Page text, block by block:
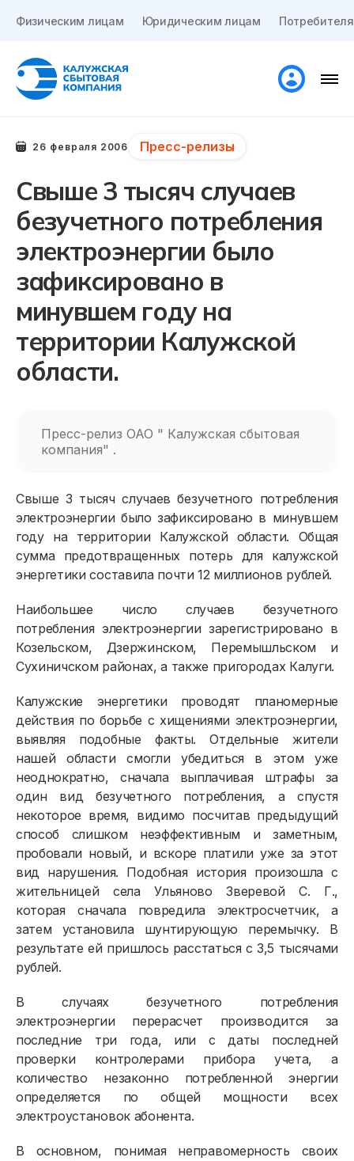
Физическим лицам Юридическим лицам
26 февраля 2006 Пресс-релизы
Свыше 3 тысяч случаев
безучетного потребления
электроэнергии было
зафиксировано в
минувшем году на
территории Калужской
области.
Пресс-релиз ОАО " Калужская сбытовая
компания" .
Свыше 3 тысяч случаев безучетного потребления
электроэнергии было зафиксировано в минувшем
году на территории Калужской области. Общая
сумма предотвращенных потерь для калужской
энергетики составила почти 12 миллионов рублей.
Наибольшее число случаев безучетного
потребления электроэнергии зарегистрировано в
Козельском, Дзержинском, Перемышльском и
Сухиничском районах, а также пригородах Калуги.
Калужские энергетики проводят планомерные
действия по борьбе с хищениями электроэнергии,
выявляя подобные факты. Отдельные жители
нашей области смогли убедиться в этом уже
неоднократно, сначала выплачивая штрафы за
один вид безучетного потребления, а спустя
некоторое время, видимо посчитав предыдущий
способ слишком неэффективным и заметным,
пробовали новый, и вскоре платили уже за этот
вид нарушения. Подобная история произошла с
жительницей села Ульяново Зверевой С. Г.,
которая сначала повредила электросчетчик, а
затем установила шунтирующую перемычку. В
результате ей пришлось расстаться с 3,5 тысячами
рублей.
В случаях безучетного потребления
электроэнергии перерасчет производится за
последние три года, или с даты последней
проверки контролерами прибора учета, а
количество незаконно потребленной энергии
определяется по общей мощности всех
электроустановок абонента.
В основном, понимая неправомерность своих
Физическим лицам
Договор энергоснабжения
Расчёты и оплата
Приборы учёта и показания
Должникам
Онлайн-сервисы